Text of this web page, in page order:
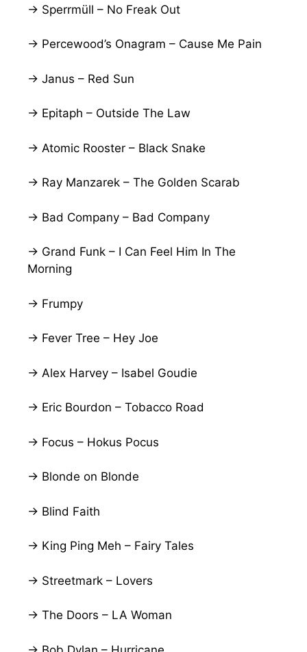
→ Sperrmüll – No Freak Out
→ Percewood’s Onagram – Cause Me Pain
→ Janus – Red Sun
→ Epitaph – Outside The Law
→ Atomic Rooster – Black Snake
→ Ray Manzarek – The Golden Scarab
→ Bad Company – Bad Company
→ Grand Funk – I Can Feel Him In The
Morning
→ Frumpy
→ Fever Tree – Hey Joe
→ Alex Harvey – Isabel Goudie
→ Eric Bourdon – Tobacco Road
→ Focus – Hokus Pocus
→ Blonde on Blonde
→ Blind Faith
→ King Ping Meh – Fairy Tales
→ Streetmark – Lovers
→ The Doors – LA Woman